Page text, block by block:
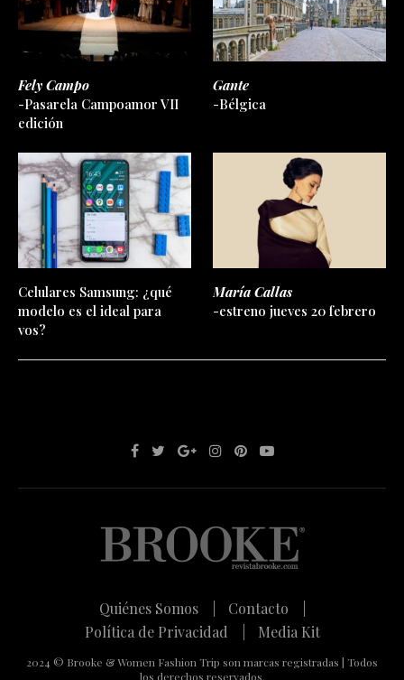
Fely Campo
-Pasarela Campoamor VII
edición
Gante
-Bélgica
Celulares Samsung: ¿qué
modelo es el ideal para
vos?
María Callas
-estreno jueves 20 febrero
Quiénes Somos |
Contacto |
Política de Privacidad |
Media Kit
2024 © Brooke & Women Fashion Trip son marcas registradas | Todos
los derechos reservados.